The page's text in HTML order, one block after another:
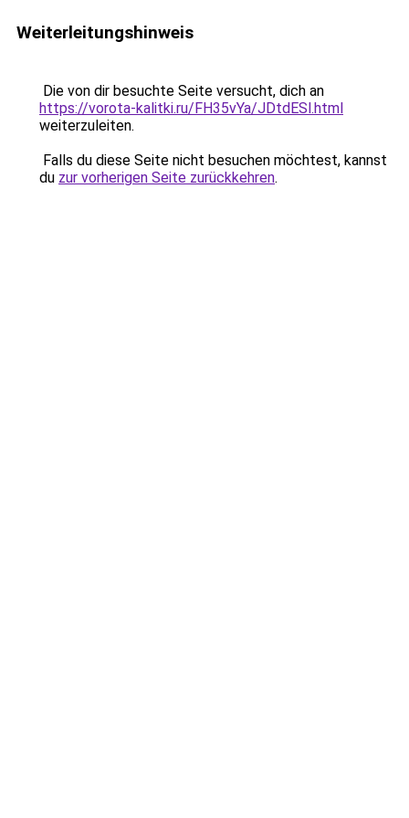
Weiterleitungshinweis
Die von dir besuchte Seite versucht, dich an
https://vorota-kalitki.ru/FH35vYa/JDtdESl.html
weiterzuleiten.
Falls du diese Seite nicht besuchen möchtest, kannst
du zur vorherigen Seite zurückkehren.